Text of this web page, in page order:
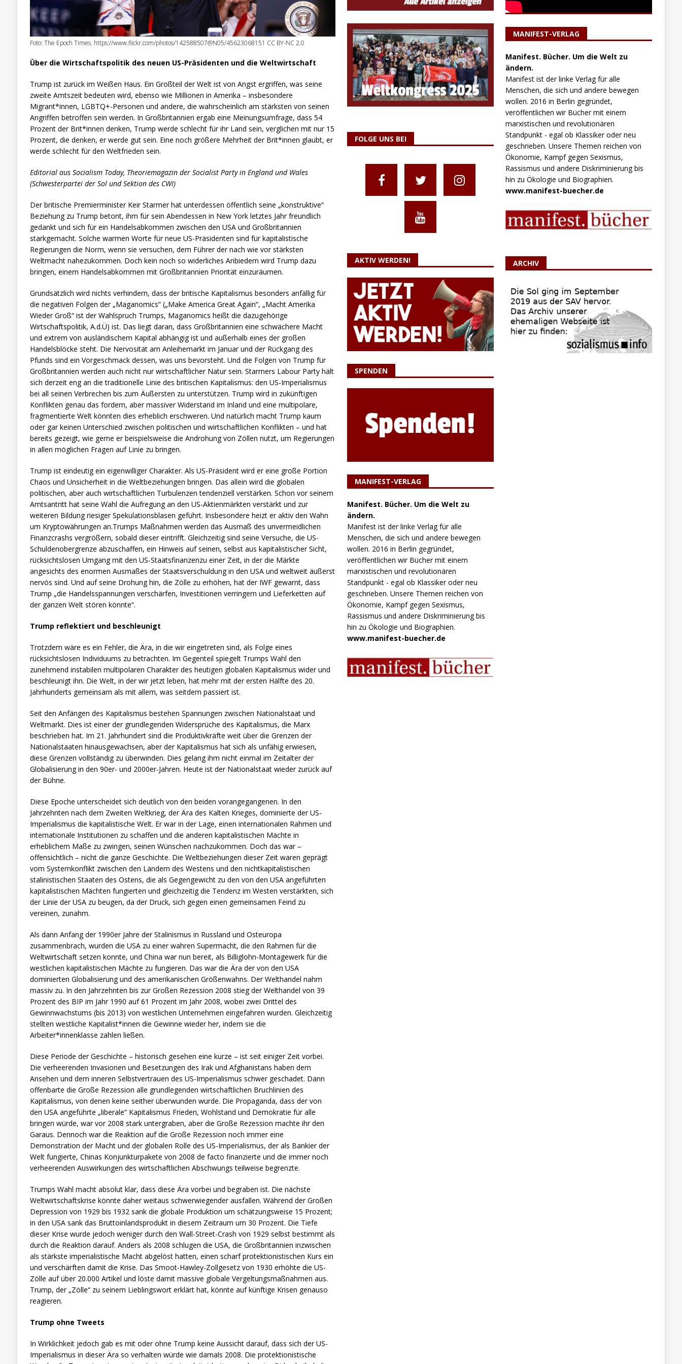
Foto: The Epoch Times. https://www.flickr.com/photos/142588507@N05/45623068151 CC BY-NC 2.0
Über die Wirtschaftspolitik des neuen US-Präsidenten und die Weltwirtschaft
Trump ist zurück im Weißen Haus. Ein Großteil der Welt ist von Angst ergriffen, was seine
zweite Amtszeit bedeuten wird, ebenso wie Millionen in Amerika – insbesondere
Migrant*innen, LGBTQ+-Personen und andere, die wahrscheinlich am stärksten von seinen
Angriffen betroffen sein werden. In Großbritannien ergab eine Meinungsumfrage, dass 54
Prozent der Brit*innen denken, Trump werde schlecht für ihr Land sein, verglichen mit nur 15
Prozent, die denken, er werde gut sein. Eine noch größere Mehrheit der Brit*innen glaubt, er
werde schlecht für den Weltfrieden sein.
Editorial aus Socialism Today, Theoriemagazin der Socialist Party in England und Wales
(Schwesterpartei der Sol und Sektion des CWI)
Der britische Premierminister Keir Starmer hat unterdessen öffentlich seine „konstruktive“
Beziehung zu Trump betont, ihm für sein Abendessen in New York letztes Jahr freundlich
gedankt und sich für ein Handelsabkommen zwischen den USA und Großbritannien
starkgemacht. Solche warmen Worte für neue US-Präsidenten sind für kapitalistische
Regierungen die Norm, wenn sie versuchen, dem Führer der nach wie vor stärksten
Weltmacht nahezukommen. Doch kein noch so widerliches Anbiedern wird Trump dazu
bringen, einem Handelsabkommen mit Großbritannien Priorität einzuräumen.
Grundsätzlich wird nichts verhindern, dass der britische Kapitalismus besonders anfällig für
die negativen Folgen der „Maganomics“ („Make America Great Again“, „Macht Amerika
Wieder Groß“ ist der Wahlspruch Trumps, Maganomics heißt die dazugehörige
Wirtschaftspolitik, A.d.Ü) ist. Das liegt daran, dass Großbritannien eine schwächere Macht
und extrem von ausländischem Kapital abhängig ist und außerhalb eines der großen
Handelsblöcke steht. Die Nervosität am Anleihemarkt im Januar und der Rückgang des
Pfunds sind ein Vorgeschmack dessen, was uns bevorsteht. Und die Folgen von Trump für
Großbritannien werden auch nicht nur wirtschaftlicher Natur sein. Starmers Labour Party hält
sich derzeit eng an die traditionelle Linie des britischen Kapitalismus: den US-Imperialismus
bei all seinen Verbrechen bis zum Äußersten zu unterstützen. Trump wird in zukünftigen
Konflikten genau das fordern, aber massiver Widerstand im Inland und eine multipolare,
fragmentierte Welt könnten dies erheblich erschweren. Und natürlich macht Trump kaum
oder gar keinen Unterschied zwischen politischen und wirtschaftlichen Konflikten – und hat
bereits gezeigt, wie gerne er beispielsweise die Androhung von Zöllen nutzt, um Regierungen
in allen möglichen Fragen auf Linie zu bringen.
Trump ist eindeutig ein eigenwilliger Charakter. Als US-Präsident wird er eine große Portion
Chaos und Unsicherheit in die Weltbeziehungen bringen. Das allein wird die globalen
politischen, aber auch wirtschaftlichen Turbulenzen tendenziell verstärken. Schon vor seinem
Amtsantritt hat seine Wahl die Aufregung an den US-Aktienmärkten verstärkt und zur
weiteren Bildung riesiger Spekulationsblasen geführt. Insbesondere heizt er aktiv den Wahn
um Kryptowährungen an.Trumps Maßnahmen werden das Ausmaß des unvermeidlichen
Finanzcrashs vergrößern, sobald dieser eintrifft. Gleichzeitig sind seine Versuche, die US-
Schuldenobergrenze abzuschaffen, ein Hinweis auf seinen, selbst aus kapitalistischer Sicht,
rücksichtslosen Umgang mit den US-Staatsfinanzenzu einer Zeit, in der die Märkte
angesichts des enormen Ausmaßes der Staatsverschuldung in den USA und weltweit äußerst
nervös sind. Und auf seine Drohung hin, die Zölle zu erhöhen, hat der IWF gewarnt, dass
Trump „die Handelsspannungen verschärfen, Investitionen verringern und Lieferketten auf
der ganzen Welt stören könnte“.
Trump reflektiert und beschleunigt
Trotzdem wäre es ein Fehler, die Ära, in die wir eingetreten sind, als Folge eines
rücksichtslosen Individuums zu betrachten. Im Gegenteil spiegelt Trumps Wahl den
zunehmend instabilen multipolaren Charakter des heutigen globalen Kapitalismus wider und
beschleunigt ihn. Die Welt, in der wir jetzt leben, hat mehr mit der ersten Hälfte des 20.
Jahrhunderts gemeinsam als mit allem, was seitdem passiert ist.
Seit den Anfängen des Kapitalismus bestehen Spannungen zwischen Nationalstaat und
Weltmarkt. Dies ist einer der grundlegenden Widersprüche des Kapitalismus, die Marx
beschrieben hat. Im 21. Jahrhundert sind die Produktivkräfte weit über die Grenzen der
Nationalstaaten hinausgewachsen, aber der Kapitalismus hat sich als unfähig erwiesen,
diese Grenzen vollständig zu überwinden. Dies gelang ihm nicht einmal im Zeitalter der
Globalisierung in den 90er- und 2000er-Jahren. Heute ist der Nationalstaat wieder zurück auf
der Bühne.
Diese Epoche unterscheidet sich deutlich von den beiden vorangegangenen. In den
Jahrzehnten nach dem Zweiten Weltkrieg, der Ära des Kalten Krieges, dominierte der US-
Imperialismus die kapitalistische Welt. Er war in der Lage, einen internationalen Rahmen und
internationale Institutionen zu schaffen und die anderen kapitalistischen Mächte in
erheblichem Maße zu zwingen, seinen Wünschen nachzukommen. Doch das war –
offensichtlich – nicht die ganze Geschichte. Die Weltbeziehungen dieser Zeit waren geprägt
vom Systemkonflikt zwischen den Ländern des Westens und den nichtkapitalistischen
stalinistischen Staaten des Ostens, die als Gegengewicht zu den von den USA angeführten
kapitalistischen Mächten fungierten und gleichzeitig die Tendenz im Westen verstärkten, sich
der Linie der USA zu beugen, da der Druck, sich gegen einen gemeinsamen Feind zu
vereinen, zunahm.
Als dann Anfang der 1990er Jahre der Stalinismus in Russland und Osteuropa
zusammenbrach, wurden die USA zu einer wahren Supermacht, die den Rahmen für die
Weltwirtschaft setzen konnte, und China war nun bereit, als Billiglohn-Montagewerk für die
westlichen kapitalistischen Mächte zu fungieren. Das war die Ära der von den USA
dominierten Globalisierung und des amerikanischen Größenwahns. Der Welthandel nahm
massiv zu. In den Jahrzehnten bis zur Großen Rezession 2008 stieg der Welthandel von 39
Prozent des BIP im Jahr 1990 auf 61 Prozent im Jahr 2008, wobei zwei Drittel des
Gewinnwachstums (bis 2013) von westlichen Unternehmen eingefahren wurden. Gleichzeitig
stellten westliche Kapitalist*innen die Gewinne wieder her, indem sie die
Arbeiter*innenklasse zahlen ließen.
Diese Periode der Geschichte – historisch gesehen eine kurze – ist seit einiger Zeit vorbei.
Die verheerenden Invasionen und Besetzungen des Irak und Afghanistans haben dem
Ansehen und dem inneren Selbstvertrauen des US-Imperialismus schwer geschadet. Dann
offenbarte die Große Rezession alle grundlegenden wirtschaftlichen Bruchlinien des
Kapitalismus, von denen keine seither überwunden wurde. Die Propaganda, dass der von
den USA angeführte „liberale“ Kapitalismus Frieden, Wohlstand und Demokratie für alle
bringen würde, war vor 2008 stark untergraben, aber die Große Rezession machte ihr den
Garaus. Dennoch war die Reaktion auf die Große Rezession noch immer eine
Demonstration der Macht und der globalen Rolle des US-Imperialismus, der als Bankier der
Welt fungierte, Chinas Konjunkturpakete von 2008 de facto finanzierte und die immer noch
verheerenden Auswirkungen des wirtschaftlichen Abschwungs teilweise begrenzte.
Trumps Wahl macht absolut klar, dass diese Ära vorbei und begraben ist. Die nächste
Weltwirtschaftskrise könnte daher weitaus schwerwiegender ausfallen. Während der Großen
Depression von 1929 bis 1932 sank die globale Produktion um schätzungsweise 15 Prozent;
in den USA sank das Bruttoinlandsprodukt in diesem Zeitraum um 30 Prozent. Die Tiefe
dieser Krise wurde jedoch weniger durch den Wall-Street-Crash von 1929 selbst bestimmt als
durch die Reaktion darauf. Anders als 2008 schlugen die USA, die Großbritannien inzwischen
als stärkste imperialistische Macht abgelöst hatten, einen scharf protektionistischen Kurs ein
und verschärften damit die Krise. Das Smoot-Hawley-Zollgesetz von 1930 erhöhte die US-
Zölle auf über 20.000 Artikel und löste damit massive globale Vergeltungsmaßnahmen aus.
Trump, der „Zölle“ zu seinem Lieblingswort erklärt hat, könnte auf künftige Krisen genauso
reagieren.
Trump ohne Tweets
In Wirklichkeit jedoch gab es mit oder ohne Trump keine Aussicht darauf, dass sich der US-
Imperialismus in dieser Ära so verhalten würde wie damals 2008. Die protektionistische
FOLGE UNS BEI
AKTIV WERDEN!
SPENDEN
MANIFEST-VERLAG
Manifest. Bücher. Um die Welt zu
ändern.
Manifest ist der linke Verlag für alle
Menschen, die sich und andere bewegen
wollen. 2016 in Berlin gegründet,
veröffentlichen wir Bücher mit einem
marxistischen und revolutionären
Standpunkt - egal ob Klassiker oder neu
geschrieben. Unsere Themen reichen von
Ökonomie, Kampf gegen Sexismus,
Rassismus und andere Diskriminierung bis
hin zu Ökologie und Biographien.
www.manifest-buecher.de
MANIFEST-VERLAG
Manifest. Bücher. Um die Welt zu
ändern.
Manifest ist der linke Verlag für alle
Menschen, die sich und andere bewegen
wollen. 2016 in Berlin gegründet,
veröffentlichen wir Bücher mit einem
marxistischen und revolutionären
Standpunkt - egal ob Klassiker oder neu
geschrieben. Unsere Themen reichen von
Ökonomie, Kampf gegen Sexismus,
Rassismus und andere Diskriminierung bis
hin zu Ökologie und Biographien.
www.manifest-buecher.de
ARCHIV